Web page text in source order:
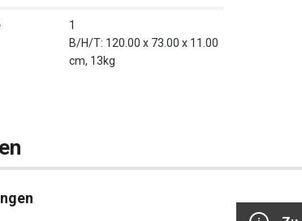
1
B/H/T: 120.00 x 73.00 x 11.00
cm, 13kg